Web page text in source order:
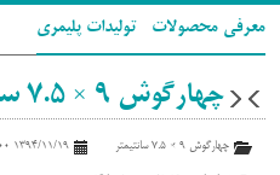
معرفی محصولات- تولیدات پلیمری
چهارگوش 9 × 7.5 سانتیمتر
چهارگوش 9 × 7.5 سانتیمتر 1394/11/19 07:06:00 ق.ظ